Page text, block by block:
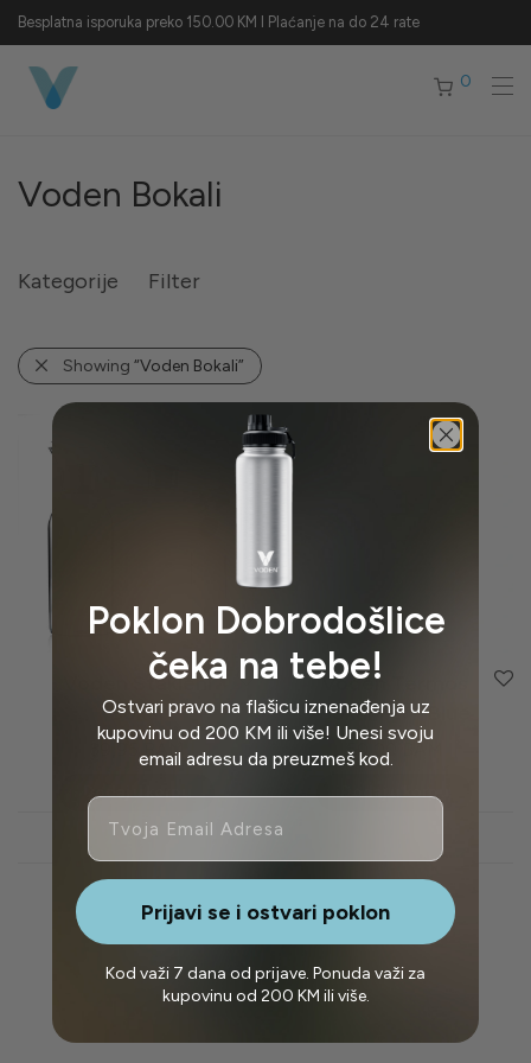
Besplatna isporuka preko 150.00 KM I Plaćanje na do 24 rate
0
Voden Bokali
Kategorije Filter
Showing “Voden Bokali”
Voden Stakleni
Bokal
39,95 BAM
Dodaj u korpu
Pregled
Voden Termos
Bokal 1.2l – Blue
50,00 BAM
Dodaj u korpu
Poklon Dobrodošlice
čeka na tebe!
Ostvari pravo na flašicu iznenađenja uz
kupovinu od 200 KM ili više! Unesi svoju
email adresu da preuzmeš kod.
Email
Prijavi se i ostvari poklon
Kod važi 7 dana od prijave. Ponuda važi za
kupovinu od 200 KM ili više.